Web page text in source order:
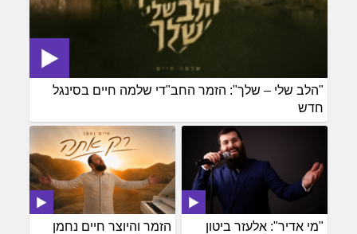
"הלב שלי – שלך": הזמר החב"די שלמה חיים בסינגל
חדש
הזמר והיוצר חיים נחמן
"מי אדיר": אלעזר ביטון